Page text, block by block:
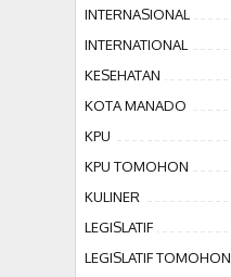
INTERNASIONAL
INTERNATIONAL
KESEHATAN
KOTA MANADO
KPU
KPU TOMOHON
KULINER
LEGISLATIF
LEGISLATIF TOMOHON